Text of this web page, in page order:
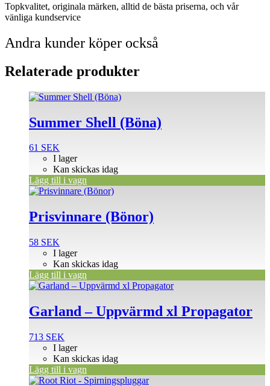
Topkvalitet, originala märken, alltid de bästa priserna, och vår
vänliga kundservice
Andra kunder köper också
Relaterade produkter
Summer Shell (Böna)
61 SEK
I lager
Kan skickas idag
Lägg till i vagn
Prisvinnare (Bönor)
58 SEK
I lager
Kan skickas idag
Lägg till i vagn
Garland – Uppvärmd xl Propagator
713 SEK
I lager
Kan skickas idag
Lägg till i vagn
Den